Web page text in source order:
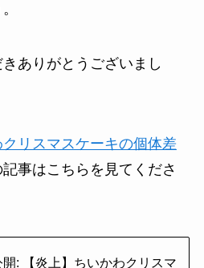
ありがとうございまし
クリスマスケーキの個体差
事はこちらを見てくださ
開: 【炎上】ちいかわクリスマ